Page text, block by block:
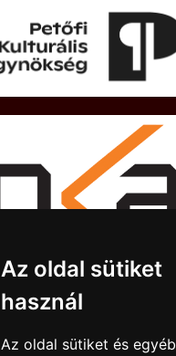
Az oldal sütiket
használ
Az oldal sütiket és egyéb